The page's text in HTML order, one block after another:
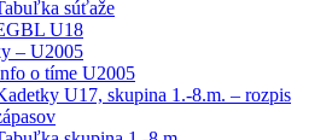
súťaže
U18
– U2005
o tíme U2005
U17, skupina 1.-8.m. – rozpis